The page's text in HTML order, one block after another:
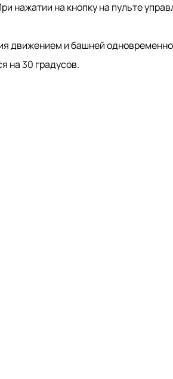
нажатии на кнопку на пульте
движением и башней
на 30 градусов.